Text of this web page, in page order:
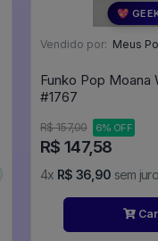
💖
Vendido por: Meus
Funko Pop Moana
#1767
R$ 157,00 6% OFF
R$ 147,58
4x R$ 36,90 sem